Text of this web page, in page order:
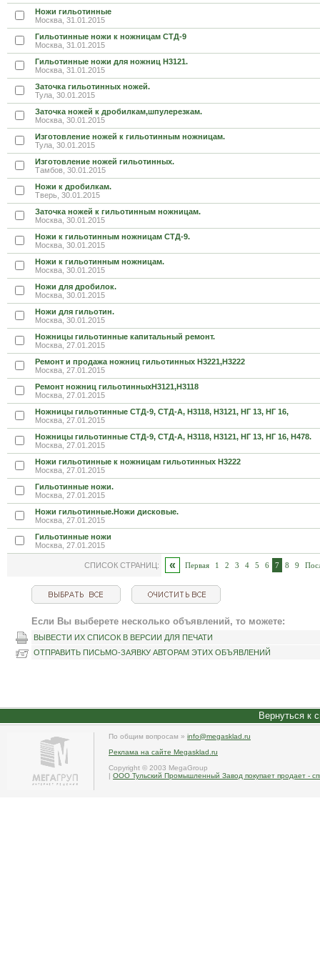
Ножи гильотинные
Москва, 31.01.2015
Гильотинные ножи к ножницам СТД-9
Москва, 31.01.2015
Гильотинные ножи для ножниц Н3121.
Москва, 31.01.2015
Заточка гильотинных ножей.
Тула, 30.01.2015
Заточка ножей к дробилкам,шпулерезкам.
Москва, 30.01.2015
Изготовление ножей к гильотинным ножницам.
Тула, 30.01.2015
Изготовление ножей гильотинных.
Тамбов, 30.01.2015
Ножи к дробилкам.
Тверь, 30.01.2015
Заточка ножей к гильотинным ножницам.
Москва, 30.01.2015
Ножи к гильотинным ножницам СТД-9.
Москва, 30.01.2015
Ножи к гильотинным ножницам.
Москва, 30.01.2015
Ножи для дробилок.
Москва, 30.01.2015
Ножи для гильотин.
Москва, 30.01.2015
Ножницы гильотинные капитальный ремонт.
Москва, 27.01.2015
Ремонт и продажа ножниц гильотинных Н3221,Н3222
Москва, 27.01.2015
Ремонт ножниц гильотинныхН3121,Н3118
Москва, 27.01.2015
Ножницы гильотинные СТД-9, СТД-А, Н3118, Н3121, НГ 13, НГ 16,
Москва, 27.01.2015
Ножницы гильотинные СТД-9, СТД-А, Н3118, Н3121, НГ 13, НГ 16, Н478.
Москва, 27.01.2015
Ножи гильотинные к ножницам гильотинных Н3222
Москва, 27.01.2015
Гильотинные ножи.
Москва, 27.01.2015
Ножи гильотинные.Ножи дисковые.
Москва, 27.01.2015
Гильотинные ножи
Москва, 27.01.2015
СПИСОК СТРАНИЦ: « Первая 1 2 3 4 5 6 7 8 9
Если Вы выберете несколько объявлений, то можете:
ВЫВЕСТИ ИХ СПИСОК В ВЕРСИИ ДЛЯ ПЕЧАТИ
ОТПРАВИТЬ ПИСЬМО-ЗАЯВКУ АВТОРАМ ЭТИХ ОБЪЯВЛЕНИЙ
Вернуться к
По общим вопросам » info@megasklad.ru
Реклама на сайте Megasklad.ru
Copyright © 2003 MegaGroup
| ООО Тульский Промышленный Завод покупает продает -